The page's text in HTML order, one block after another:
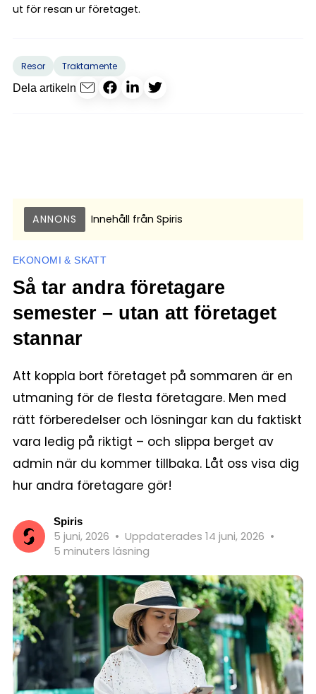
ut för resan ur företaget.
Resor
Traktamente
Dela artikeln
ANNONS Innehåll från Spiris
EKONOMI & SKATT
Så tar andra företagare
semester – utan att företaget
stannar
Att koppla bort företaget på sommaren är en
utmaning för de flesta företagare. Men med
rätt förberedelser och lösningar kan du faktiskt
vara ledig på riktigt – och slippa berget av
admin när du kommer tillbaka. Låt oss visa dig
hur andra företagare gör!
Spiris
5 juni, 2026 • Uppdaterades 14 juni, 2026 •
5 minuters läsning